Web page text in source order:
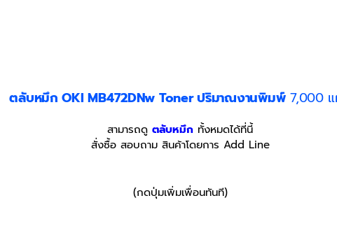
ตลับหมึก OKI MB472DNw Toner ปริมาณงานพิมพ์7,000
สามารถดู ตลับหมึก ทั้งหมดได้ที่นี้
สั่งซื้อ สอบถาม สินค้าโดยการ Add Line
(กดปุ่มเพิ่มเพื่อนทันที)